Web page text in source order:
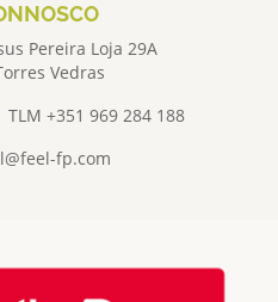
Pereira Loja 29A
Vedras
+351 969 284 188
fp.com